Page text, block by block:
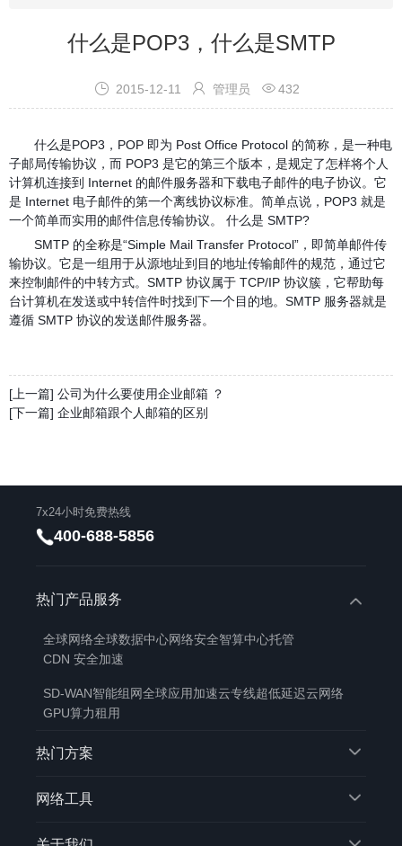
什么是POP3，什么是SMTP
 2015-12-11  管理员 432
什么是POP3，POP 即为 Post Office Protocol 的简称，是一种电
子邮局传输协议，而 POP3 是它的第三个版本，是规定了怎样将个人
计算机连接到 Internet 的邮件服务器和下载电子邮件的电子协议。它
是 Internet 电子邮件的第一个离线协议标准。简单点说，POP3 就是
一个简单而实用的邮件信息传输协议。 什么是 SMTP?
SMTP 的全称是“Simple Mail Transfer Protocol”，即简单邮件传
输协议。它是一组用于从源地址到目的地址传输邮件的规范，通过它
来控制邮件的中转方式。SMTP 协议属于 TCP/IP 协议簇，它帮助每
台计算机在发送或中转信件时找到下一个目的地。SMTP 服务器就是
遵循 SMTP 协议的发送邮件服务器。
[上一篇] 公司为什么要使用企业邮箱 ？
[下一篇] 企业邮箱跟个人邮箱的区别
7x24小时免费热线
400-688-5856
热门产品服务
全球网络全球数据中心网络安全智算中心托管
CDN 安全加速
SD-WAN智能组网全球应用加速云专线超低延迟云网络
GPU算力租用
热门方案
网络工具